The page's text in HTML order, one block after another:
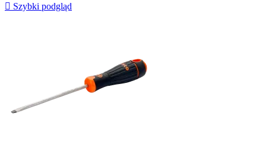
 Szybki podgląd